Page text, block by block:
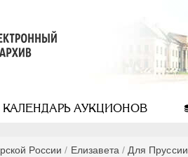
КАЛЕНДАРЬАУКЦИОНОВ
России / Елизавета / Для Пруссии